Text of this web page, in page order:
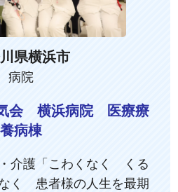
県横浜市
病院
会 横浜病院 医療療
養病棟
介護「こわくなく くる
く 患者様の人生を最期